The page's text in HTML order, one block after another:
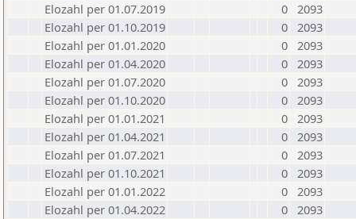
Elozahl per 01.07.2019
0 2093
Elozahl per 01.10.2019
0 2093
Elozahl per 01.01.2020
0 2093
Elozahl per 01.04.2020
0 2093
Elozahl per 01.07.2020
0 2093
Elozahl per 01.10.2020
0 2093
Elozahl per 01.01.2021
0 2093
Elozahl per 01.04.2021
0 2093
Elozahl per 01.07.2021
0 2093
Elozahl per 01.10.2021
0 2093
Elozahl per 01.01.2022
0 2093
Elozahl per 01.04.2022
0 2093